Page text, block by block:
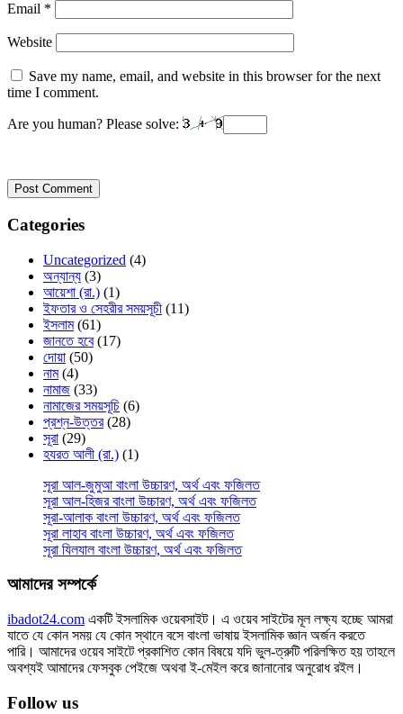
Email *
Website
Save my name, email, and website in this browser for the next
time I comment.
Are you human? Please solve:
Categories
Uncategorized (4)
অন্যান্য (3)
আয়েশা (রা.) (1)
ইফতার ও সেহরীর সময়সূচী (11)
ইসলাম(61)
জানতে হবে(17)
দোয়া (50)
নাম(4)
নামাজ (33)
নামাজের সময়সূচি (6)
প্রশ্ন-উত্তর(28)
সূরা (29)
হযরত আলী (রা.) (1)
সূরা আল-জুমুআ বাংলা উচ্চারণ, অর্থ এবং ফজিলত
সূরা আল-হিজর বাংলা উচ্চারণ, অর্থ এবং ফজিলত
সূরা-আলাক বাংলা উচ্চারণ, অর্থ এবং ফজিলত
সূরা লাহাব‌‌‌ বাংলা উচ্চারণ, অর্থ এবং ফজিলত
সূরা যিলযাল বাংলা উচ্চারণ, অর্থ এবং ফজিলত
আমাদের সম্পর্কে
ibadot24.com একটি ইসলামিক ওয়েবসাইট। এ ওয়েব সাইটের মূল লক্ষ্য হচ্ছে আমরা
যাতে যে কোন সময় যে কোন স্থানে বসে বাংলা ভাষায় ইসলামিক জ্ঞান অর্জন করতে
পারি। আমাদের ওয়েব সাইটে প্রকাশিত কোন বিষয়ে যদি ভুল-ত্রুটি পরিলক্ষিত হয় তাহলে
অবশ্যই আমাদের ফেসবুক পেইজে অথবা ই-মেইল করে জানানোর অনুরোধ রইল।
Follow us